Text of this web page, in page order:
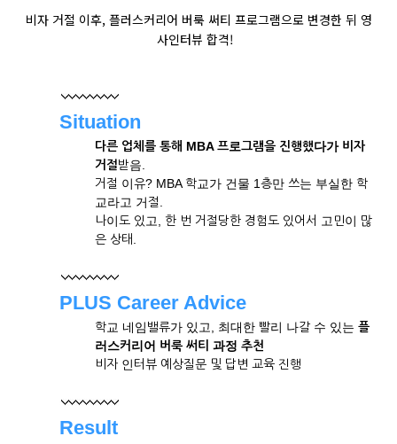
비자 거절 이후, 플러스커리어 버룩 써티 프로그램으로 변경한 뒤 영
사인터뷰 합격!
Situation
다른 업체를 통해 MBA 프로그램을 진행했다가 비자
거절받음.
거절 이유? MBA 학교가 건물 1층만 쓰는 부실한 학
교라고 거절.
나이도 있고, 한 번 거절당한 경험도 있어서 고민이 많
은 상태.
PLUS Career Advice
학교 네임밸류가 있고, 최대한 빨리 나갈 수 있는 플
러스커리어 버룩 써티 과정 추천
비자 인터뷰 예상질문 및 답변 교육 진행
Result